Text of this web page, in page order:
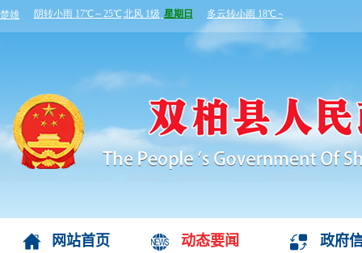
网站首页 动态要闻 政府